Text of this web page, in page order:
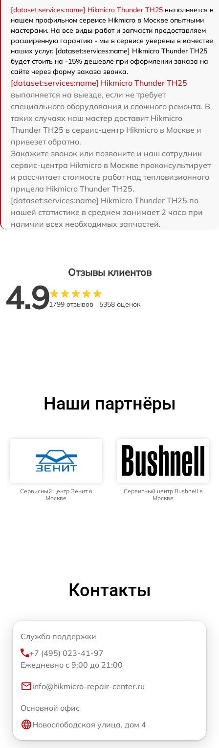
[dataset:services:name] Hikmicro Thunder TH25 выполняется в
нашем профильном сервисе Hikmicro в Москве опытными
мастерами. На все виды работ и запчасти предоставляем
расширенную гарантию - мы в сервисе уверены в качестве
наших услуг. [dataset:services:name] Hikmicro Thunder TH25
будет стоить на -15% дешевле при оформлении заказа на
сайте через форму заказа звонка.
[dataset:services:name] Hikmicro Thunder TH25
выполняется на выезде, если не требует
специального оборудования и сложного ремонта. В
таких случаях наш мастер доставит Hikmicro
Thunder TH25 в сервис-центр Hikmicro в Москве и
привезет обратно.
Закажите звонок или позвоните и наш сотрудник
сервис-центра Hikmicro в Москве проконсультирует
и рассчитает стоимость работ над тепловизионного
прицела Hikmicro Thunder TH25.
[dataset:services:name] Hikmicro Thunder TH25 по
нашей статистике в среднем занимает 2 часа при
наличии всех необходимых запчастей.
Отзывы клиентов
4.91799 отзывов 5358 оценок
Наши партнёры
Сервисный центр Зенит в
Москве
Сервисный центр Bushnell в
Москве
Контакты
Служба поддержки
+7 (495) 023-41-97
Ежедневно с 9:00 до 21:00
info@hikmicro-repair-center.ru
Основной офис
Новослободская улица, дом 4